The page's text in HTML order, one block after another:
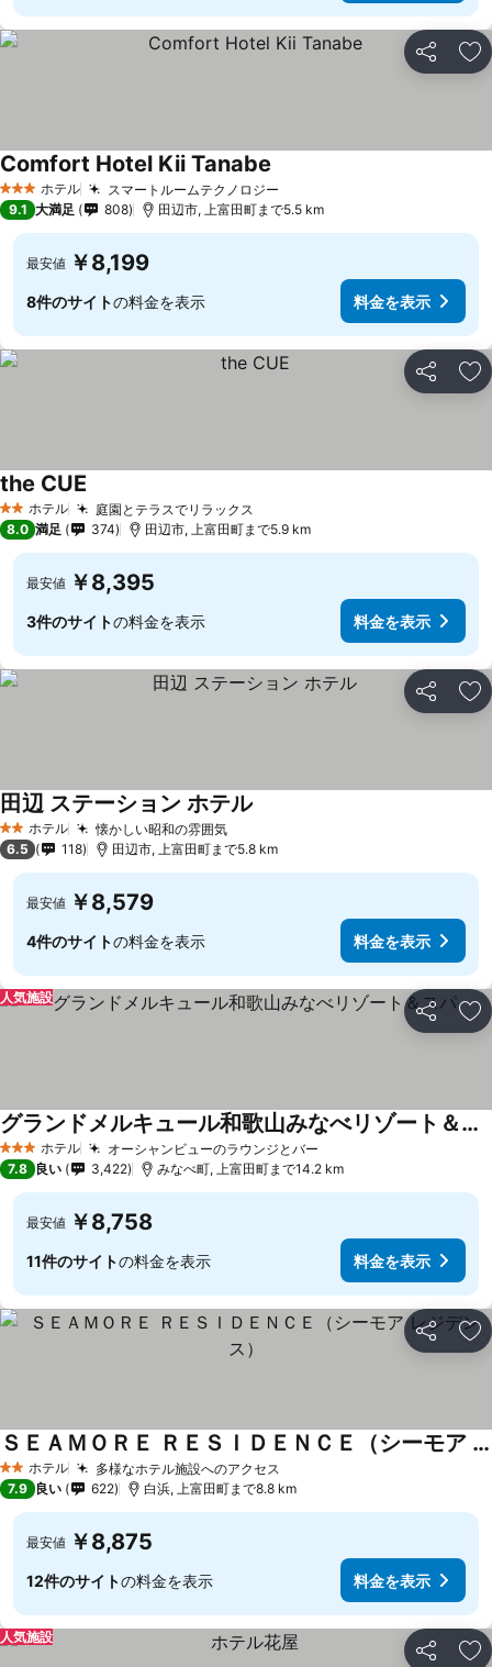
シェア お
3 ホテルのランク
ホテル スマートルームテクノロジー
Comfort Hotel Kii Tanabe
9.1 大満足 808 田辺市, 上富田町まで5.5 km
最安値 ￥8,199
8件のサイトの料金を表示 料金を表示
シェア お
2 ホテルのランク
ホテル 庭園とテラスでリラックス
the CUE
8.0 満足 374 田辺市, 上富田町まで5.9 km
最安値 ￥8,395
3件のサイトの料金を表示 料金を表示
シェア お
2 ホテルのランク
ホテル 懐かしい昭和の雰囲気
田辺 ステーション ホテル
6.5 118 田辺市, 上富田町まで5.8 km
最安値 ￥8,579
4件のサイトの料金を表示 料金を表示
シェア お
人気施設
3 ホテルのランク
ホテル オーシャンビューのラウンジとバー
グランドメルキュール和歌山みなべリゾート＆スパ
7.8 良い 3,422 みなべ町, 上富田町まで14.2 km
最安値 ￥8,758
11件のサイトの料金を表示 料金を表示
シェア お
2 ホテルのランク
ホテル 多様なホテル施設へのアクセス
ＳＥＡＭＯＲＥ ＲＥＳＩＤＥＮＣＥ（シーモア レジデンス）
7.9 良い 622 白浜, 上富田町まで8.8 km
最安値 ￥8,875
12件のサイトの料金を表示 料金を表示
シェア お
人気施設